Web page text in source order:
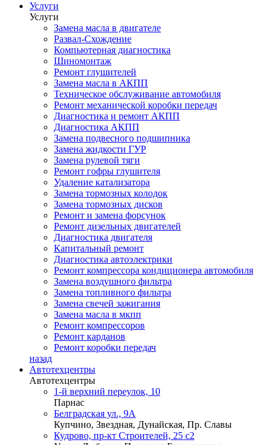
Услуги
Услуги
Замена масла в двигателе
Развал-Схождение
Компьютерная диагностика
Шиномонтаж
Ремонт глушителей
Замена масла в АКПП
Техническое обслуживание автомобиля
Ремонт механической коробки передач
Диагностика и ремонт АКПП
Диагностика АКПП
Замена подвесного подшипника
Замена жидкости ГУР
Замена рулевой тяги
Ремонт гофры глушителя
Удаление катализатора
Замена тормозных колодок
Замена тормозных дисков
Ремонт и замена форсунок
Ремонт дизельных двигателей
Диагностика двигателя
Капитальный ремонт
Диагностика автоэлектрики
Ремонт компрессора кондиционера автомобиля
Замена воздушного фильтра
Замена топливного фильтра
Замена свечей зажигания
Замена масла в мкпп
Ремонт компрессоров
Ремонт карданов
Ремонт коробки передач
назад
Автотехцентры
Автотехцентры
1-й верхний переулок, 10
Парнас
Белградская ул., 9А
Купчино, Звездная, Дунайская, Пр. Славы
Кудрово, пр-кт Строителей, 25 с2